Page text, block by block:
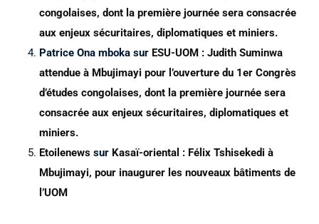
congolaises, dont la première journée sera consacrée
aux enjeux sécuritaires, diplomatiques et miniers.
Patrice Ona mboka sur ESU-UOM : Judith Suminwa
attendue à Mbujimayi pour l’ouverture du 1er Congrès
d’études congolaises, dont la première journée sera
consacrée aux enjeux sécuritaires, diplomatiques et
miniers.
Etoilenews sur Kasaï-oriental : Félix Tshisekedi à
Mbujimayi, pour inaugurer les nouveaux bâtiments de
l’UOM